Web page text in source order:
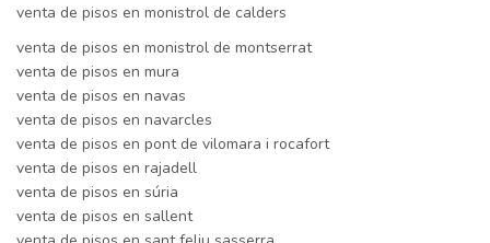
venta de pisos en monistrol de calders
venta de pisos en monistrol de montserrat
venta de pisos en mura
venta de pisos en navas
venta de pisos en navarcles
venta de pisos en pont de vilomara i rocafort
venta de pisos en rajadell
venta de pisos en súria
venta de pisos en sallent